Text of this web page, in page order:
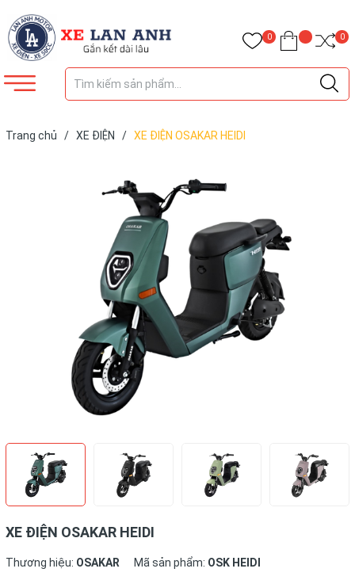
0 0
Trang chủ / XE ĐIỆN / XE ĐIỆN OSAKAR HEIDI
XE ĐIỆN OSAKAR HEIDI
Thương hiệu: OSAKAR Mã sản phẩm: OSK HEIDI